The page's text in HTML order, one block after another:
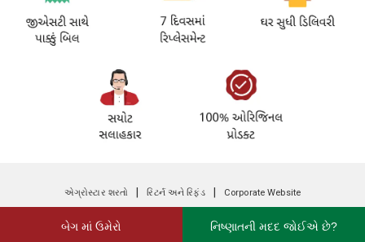
બેગ માં ઉમેરો નિષ્ણાતની મદદ જોઈએ છે?
એગ્રોસ્ટાર શરતો રિટર્ન અને રિફંડ Corporate Website